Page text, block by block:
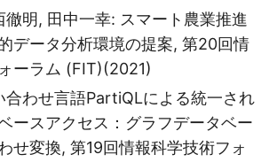
徹明, 田中一幸: スマート農業推進
データ分析環境の提案, 第20回情
ーラム (FIT)(2021)
合わせ言語PartiQLによる統⼀され
ースアクセス：グラフデータベー
せ変換, 第19回情報科学技術フォ